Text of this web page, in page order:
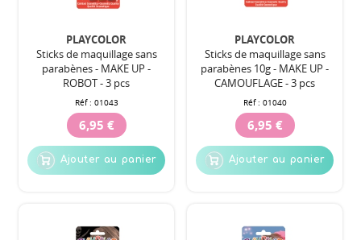
PLAYCOLOR
Sticks de maquillage sans
parabènes - MAKE UP -
ROBOT - 3 pcs
Réf : 01043
6,95 €
Ajouter au panier
PLAYCOLOR
Sticks de maquillage sans
parabènes 10g - MAKE UP -
CAMOUFLAGE - 3 pcs
Réf : 01040
6,95 €
Ajouter au panier